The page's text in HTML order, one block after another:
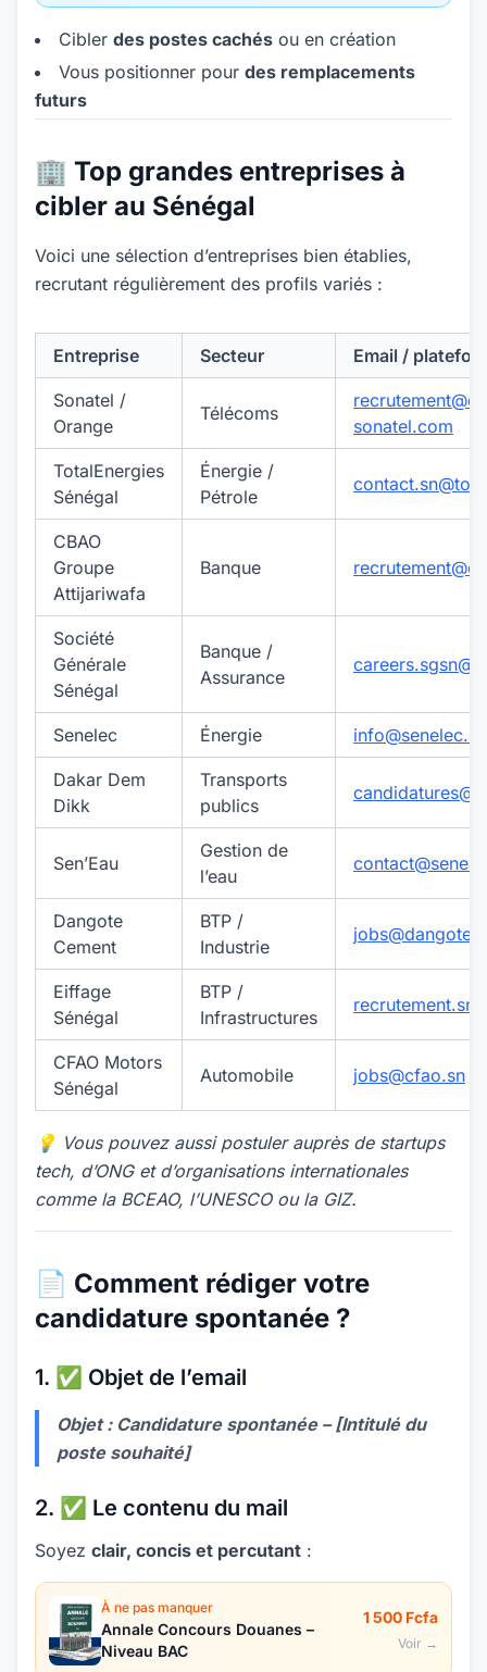
Cibler des postes cachés ou en création
Vous positionner pour des remplacements
futurs
🏢 Top grandes entreprises à
cibler au Sénégal
Voici une sélection d’entreprises bien établies,
recrutant régulièrement des profils variés :
Entreprise Secteur Email /
Sonatel /
Orange
Télécoms
sonatel.com
TotalEnergies
Sénégal
Énergie /
Pétrole
CBAO
Groupe
Attijariwafa
Banque
Société
Générale
Sénégal
Banque /
Assurance
Senelec Énergie info@senelec.sn
Dakar Dem
Dikk
Transports
publics
Sen’Eau
Gestion de
l’eau
Dangote
Cement
BTP /
Industrie
Eiffage
Sénégal
BTP /
Infrastructures
CFAO Motors
Sénégal
Automobile jobs@cfao.sn
💡 Vous pouvez aussi postuler auprès de startups
tech, d’ONG et d’organisations internationales
comme la BCEAO, l’UNESCO ou la GIZ.
📄 Comment rédiger votre
candidature spontanée ?
1. ✅ Objet de l’email
Objet : Candidature spontanée – [Intitulé du
poste souhaité]
2. ✅ Le contenu du mail
Soyez clair, concis et percutant :
À ne pas manquer
Annale Concours Douanes –
Niveau BAC
1 500 Fcfa
Voir →